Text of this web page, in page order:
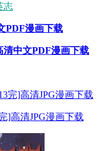
志
PDF漫画下载
清中文PDF漫画下载
]高清JPG漫画下载